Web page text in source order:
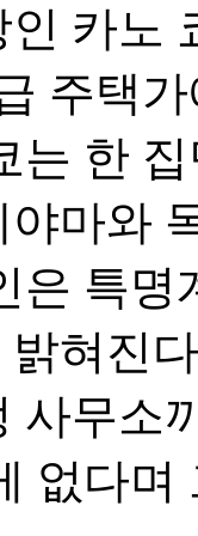
카노
주택
는 한
야마와
은 특
밝혀진
사무소
없다며